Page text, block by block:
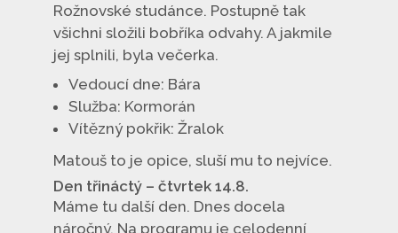
Rožnovské studánce. Postupně tak
všichni složili bobříka odvahy. A jakmile
jej splnili, byla večerka.
Vedoucí dne: Bára
Služba: Kormorán
Vítězný pokřik: Žralok
Matouš to je opice, sluší mu to nejvíce.
Den třináctý – čtvrtek 14.8.
Máme tu další den. Dnes docela
náročný. Na programu je celodenní